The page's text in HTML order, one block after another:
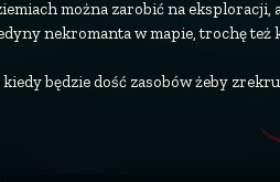
można zarobić na eksploracji,
nekromanta w mapie, trochę
kiedy będzie dość zasobów żeby